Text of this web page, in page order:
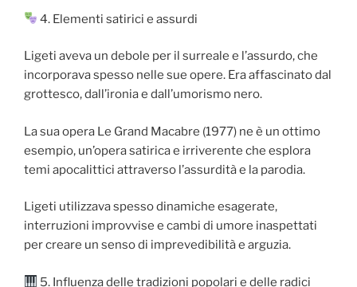
4. Elementi satirici e assurdi
Ligeti aveva un debole per il surreale e l’assurdo, che
incorporava spesso nelle sue opere. Era affascinato dal
grottesco, dall’ironia e dall’umorismo nero.
La sua opera Le Grand Macabre (1977) ne è un ottimo
esempio, un’opera satirica e irriverente che esplora
temi apocalittici attraverso l’assurdità e la parodia.
Ligeti utilizzava spesso dinamiche esagerate,
interruzioni improvvise e cambi di umore inaspettati
per creare un senso di imprevedibilità e arguzia.
5. Influenza delle tradizioni popolari e delle radici